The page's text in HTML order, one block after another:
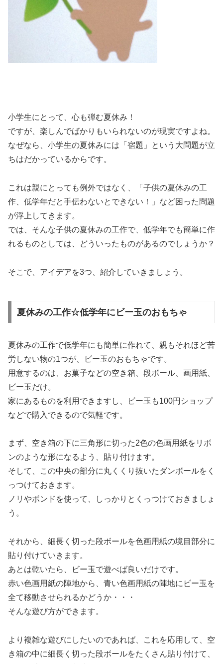
小学生にとって、心も弾む夏休み！
ですが、楽しんでばかりもいられないのが現実ですよね。
なぜなら、小学生の夏休みには「宿題」という大問題が立
ちはだかっているからです。
これは親にとっても例外ではなく、「子供の夏休みの工
作、低学年だと手伝わないとできない！」など困った問題
が浮上してきます。
では、そんな子供の夏休みの工作で、低学年でも簡単に作
れるものとしては、どういったものがあるのでしょうか？
そこで、アイデアを3つ、紹介していきましょう。
夏休みの工作☆低学年にビー玉のおもちゃ
夏休みの工作で低学年にも簡単に作れて、親もそれほど苦
労しない物の1つが、ビー玉のおもちゃです。
用意するのは、お菓子などの空き箱、段ボール、画用紙、
ビー玉だけ。
家にあるものを利用できますし、ビー玉も100円ショップ
などで購入できるので気軽です。
まず、空き箱の下に三角形に切った2色の色画用紙をリボ
ンのような形になるよう、貼り付けます。
そして、この中央の部分に丸くくり抜いたダンボールをく
っつけておきます。
ノリやボンドを使って、しっかりとくっつけておきましょ
う。
それから、細長く切った段ボールを色画用紙の境目部分に
貼り付けていきます。
あとは乾いたら、ビー玉で遊べば良いだけです。
赤い色画用紙の陣地から、青い色画用紙の陣地にビー玉を
全て移動させられるかどうか・・・
そんな遊び方ができます。
より複雑な遊びにしたいのであれば、これを応用して、空
き箱の中に細長く切った段ボールをたくさん貼り付けて、